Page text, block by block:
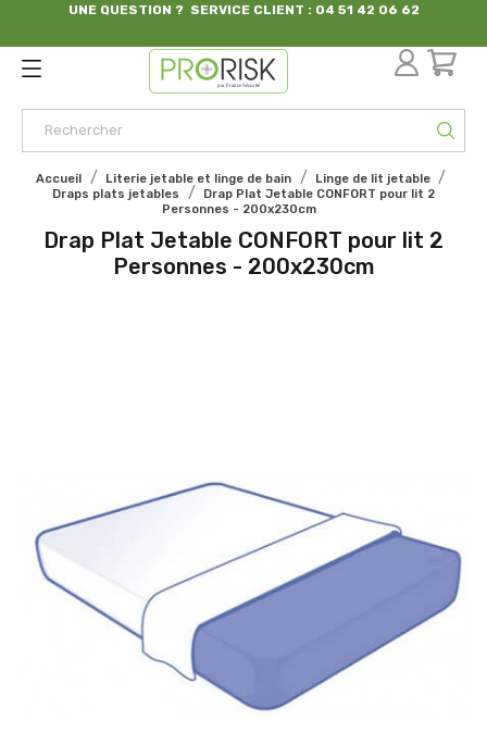
UNE QUESTION ? SERVICE CLIENT : 04 51 42 06 62
par France Sécurité
Accueil Literie jetable et linge de bain
Linge de lit jetable
Draps plats jetables
Drap Plat Jetable CONFORT pour lit 2
Personnes - 200x230cm
Drap Plat Jetable CONFORT pour lit 2
Personnes - 200x230cm